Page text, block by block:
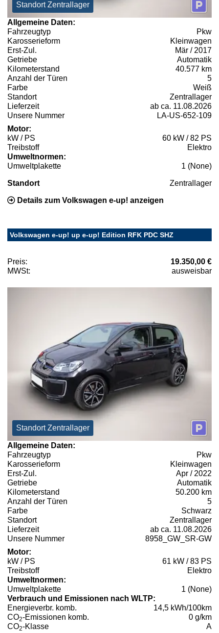
Standort Zentrallager
Allgemeine Daten:
Fahrzeugtyp
Pkw
Karosserieform
Kleinwagen
Erst-Zul.
Mär / 2017
Getriebe
Automatik
Kilometerstand
40.577 km
Anzahl der Türen
5
Farbe
Weiß
Standort
Zentrallager
Lieferzeit
ab ca. 11.08.2026
Unsere Nummer
LA-US-652-109
Motor:
kW / PS
60 kW / 82 PS
Treibstoff
Elektro
Umweltnormen:
Umweltplakette
1 (None)
Standort Zentrallager
Details zum Volkswagen e-up! anzeigen
Volkswagen e-up! up e-up! Edition RFK PDC SHZ
Preis:
19.350,00 €
MWSt:
ausweisbar
Standort Zentrallager
Allgemeine Daten:
Fahrzeugtyp
Pkw
Karosserieform
Kleinwagen
Erst-Zul.
Apr / 2022
Getriebe
Automatik
Kilometerstand
50.200 km
Anzahl der Türen
5
Farbe
Schwarz
Standort
Zentrallager
Lieferzeit
ab ca. 11.08.2026
Unsere Nummer
8958_GW_SR-GW
Motor:
kW / PS
61 kW / 83 PS
Treibstoff
Elektro
Umweltnormen:
Umweltplakette
1 (None)
Verbrauch und Emissionen nach WLTP:
Energieverbr. komb.
14,5 kWh/100km
CO2-Emissionen komb.
0 g/km
CO2-Klasse A